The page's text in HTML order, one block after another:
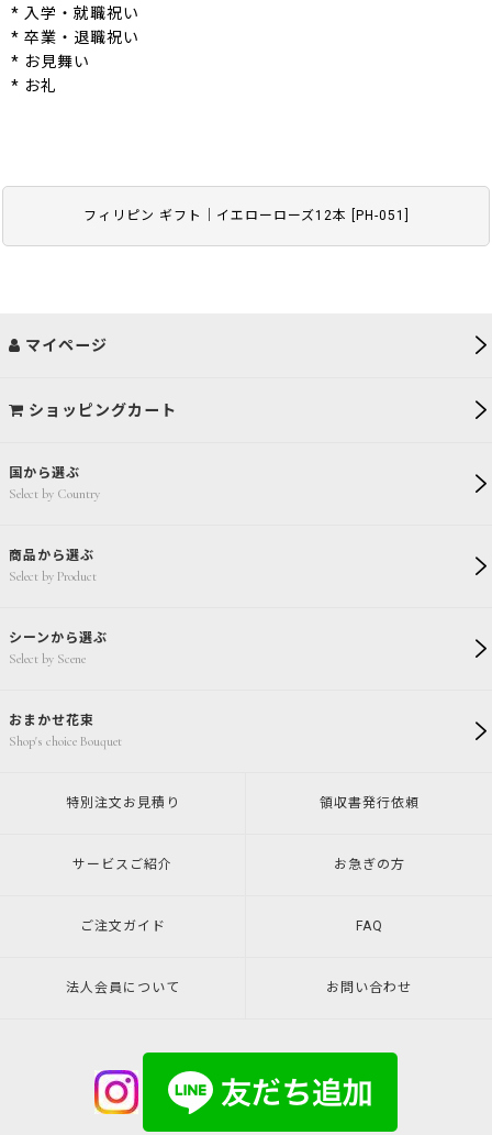
フィリピン ギフト｜イエローローズ12本 PH-051
* 入学・就職祝い
* 卒業・退職祝い
* お見舞い
* お礼
国から選ぶ
Select by Country
商品から選ぶ
Select by Product
シーンから選ぶ
Select by Scene
おまかせ花束
Shop's choice Bouquet
マイページ
ショッピングカート
特別注文 お見積り 領収書発行依頼
サービスご紹介 お急ぎの方
ご注文ガイド FAQ
法人会員について お問い合わせ